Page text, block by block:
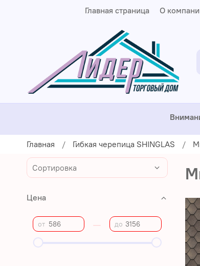
Главная страница О
Главная Гибкая черепица SHINGLAS
Цена
от — до